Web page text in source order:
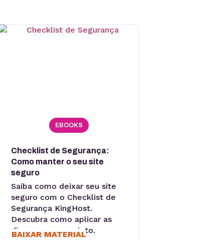
EBOOKS
Checklist de Segurança:
Como manter o seu site
seguro
Saiba como deixar seu site
seguro com o Checklist de
Segurança KingHost.
Descubra como aplicar as
dicas em seu projeto.
BAIXAR MATERIAL